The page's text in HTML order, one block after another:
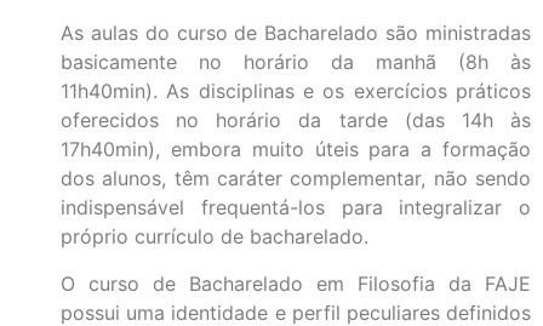
As aulas do curso de Bacharelado são ministradas
basicamente no horário da manhã (8h às
11h40min). As disciplinas e os exercícios práticos
oferecidos no horário da tarde (das 14h às
17h40min), embora muito úteis para a formação
dos alunos, têm caráter complementar, não sendo
indispensável frequentá-los para integralizar o
próprio currículo de bacharelado.
O curso de Bacharelado em Filosofia da FAJE
possui uma identidade e perfil peculiares definidos